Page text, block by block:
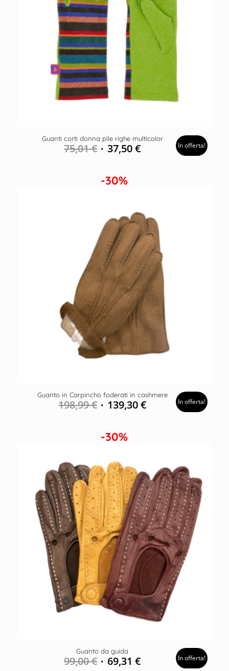
Guanti corti donna pile righe multicolor
75,01€ 37,50€ In offerta!
-30%
Guanto in Carpincho foderati in cashmere
198,99€ 139,30€ In offerta!
-30%
Guanto da guida
99,00€ 69,31€ In offerta!